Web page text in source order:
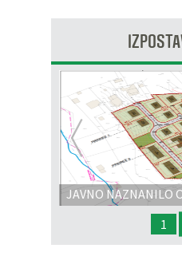
JAVNO NAZNANILO
IN JAVNI
OP8/009 –
1